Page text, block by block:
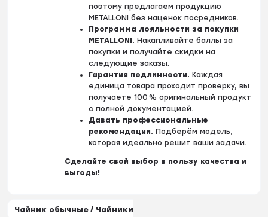
поэтому предлагаем продукцию
METALLONI без наценок посредников.
Программа лояльности за покупки
METALLONI. Накапливайте баллы за
покупки и получайте скидки на
следующие заказы.
Гарантия подлинности. Каждая
единица товара проходит проверку, вы
получаете 100 % оригинальный продукт
с полной документацией.
Давать профессиональные
рекомендации. Подберём модель,
которая идеально решит ваши задачи.
Сделайте свой выбор в пользу качества и
выгоды!
Чайник обычные / Чайники на плиту